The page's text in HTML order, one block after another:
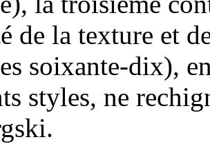
de la texture et
soixante-dix),
styles, ne